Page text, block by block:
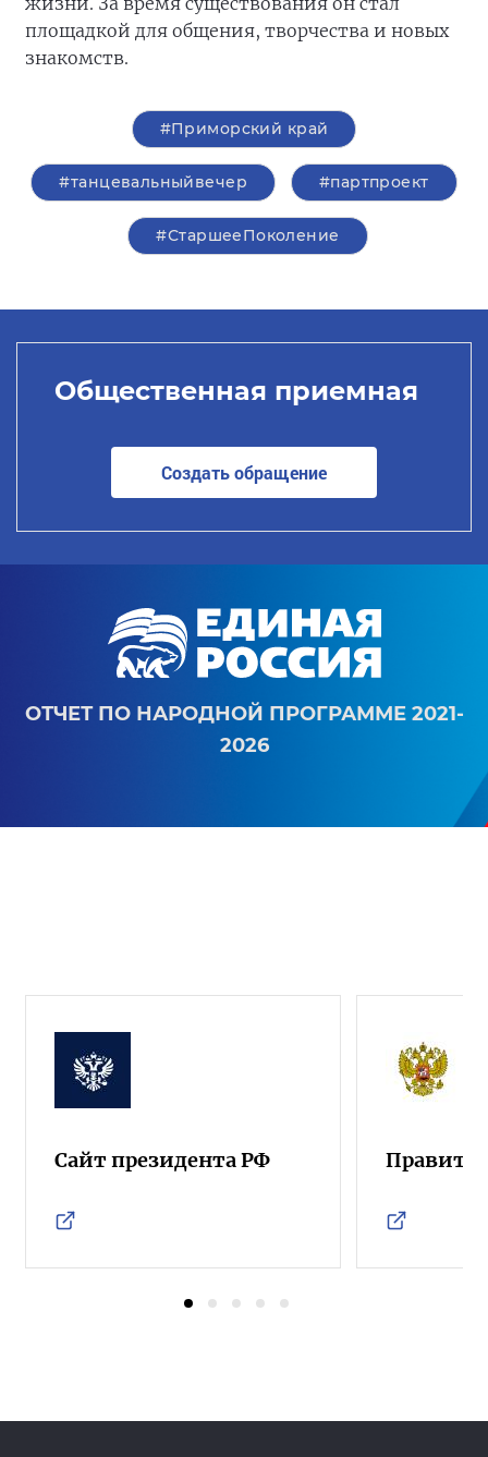
площадкой для общения, творчества и новых
знакомств.
#Приморский край
#танцевальныйвечер #партпроект
#СтаршееПоколение
Общественная приемная
Создать обращение
ОТЧЕТ ПО НАРОДНОЙ ПРОГРАММЕ 2021-
2026
Сайт президента РФ